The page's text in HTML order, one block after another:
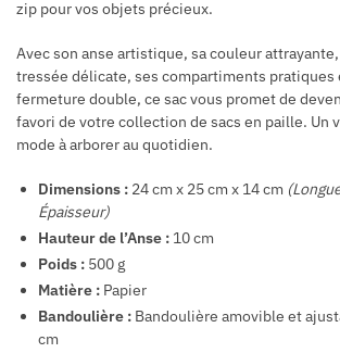
zip pour vos objets précieux.
Avec son anse artistique, sa couleur
tressée délicate, ses compartiments pratiques
fermeture double, ce sac vous promet de
favori de votre collection de sacs en paille. Un
mode à arborer au quotidien.
Dimensions : 24 cm x 25 cm x 14 cm
Épaisseur)
Hauteur de l’Anse : 10 cm
Poids : 500 g
Matière : Papier
Bandoulière : Bandoulière amovible et
cm